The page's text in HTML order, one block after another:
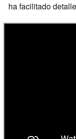
ha facilitado